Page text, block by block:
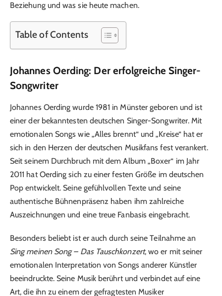
Beziehung und was sie heute machen.
Table of Contents
Johannes Oerding: Der erfolgreiche Singer-
Songwriter
Johannes Oerding wurde 1981 in Münster geboren und ist
einer der bekanntesten deutschen Singer-Songwriter. Mit
emotionalen Songs wie „Alles brennt“ und „Kreise“ hat er
sich in den Herzen der deutschen Musikfans fest verankert.
Seit seinem Durchbruch mit dem Album „Boxer“ im Jahr
2011 hat Oerding sich zu einer festen Größe im deutschen
Pop entwickelt. Seine gefühlvollen Texte und seine
authentische Bühnenpräsenz haben ihm zahlreiche
Auszeichnungen und eine treue Fanbasis eingebracht.
Besonders beliebt ist er auch durch seine Teilnahme an
Sing meinen Song – Das Tauschkonzert, wo er mit seiner
emotionalen Interpretation von Songs anderer Künstler
beeindruckte. Seine Musik berührt und verbindet auf eine
Art, die ihn zu einem der gefragtesten Musiker